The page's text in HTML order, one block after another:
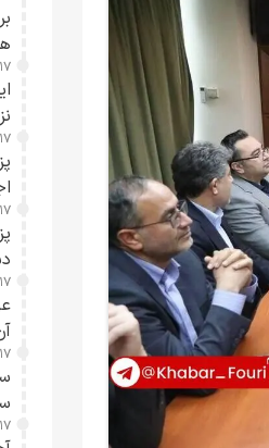
۱۷ مرداد ۱۴۰۵ / ۱۷:۲۷
۱۷ مرداد ۱۴۰۵ / ۱۶:۴۷
۱۷ مرداد ۱۴۰۵ / ۱۴:۵۶
۱۷ مرداد ۱۴۰۵ / ۱۴:۳۸
۱۷ مرداد ۱۴۰۵ / ۱۴:۲۵
۱۷ مرداد ۱۴۰۵ / ۱۳:۲۵